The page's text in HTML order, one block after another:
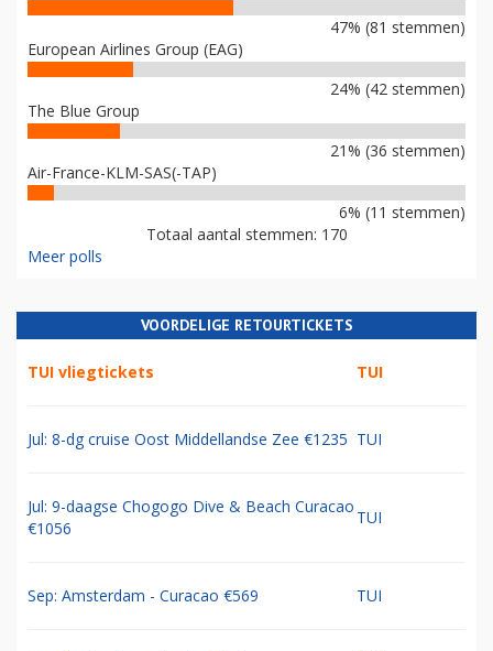
47% (81 stemmen)
European Airlines Group (EAG)
24% (42 stemmen)
The Blue Group
21% (36 stemmen)
Air-France-KLM-SAS(-TAP)
6% (11 stemmen)
Totaal aantal stemmen: 170
Meer polls
VOORDELIGE RETOURTICKETS
TUI vliegtickets TUI
Jul: 8-dg cruise Oost Middellandse Zee €1235 TUI
Jul: 9-daagse Chogogo Dive & Beach Curacao
€1056
TUI
Sep: Amsterdam - Curacao €569 TUI